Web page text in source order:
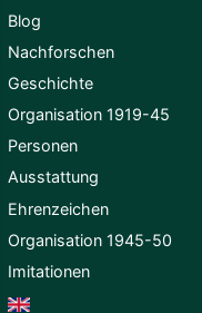
Blog
Nachforschen
Geschichte
Organisation 1919-45
Personen
Ausstattung
Ehrenzeichen
Organisation 1945-50
Imitationen
English